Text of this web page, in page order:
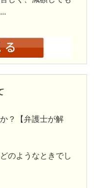
？【弁護士が解
のようなときでし